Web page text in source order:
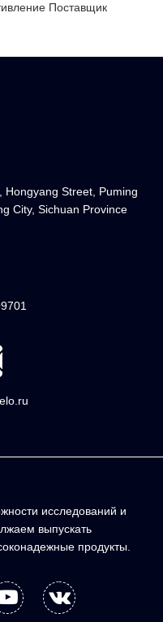
Поставщик
Hongyang Street, Puming
City, Sichuan Province
исследований и
выпускать
продукты.